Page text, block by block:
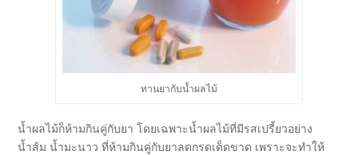
ทานยากับน้ำผลไม้
น้ำผลไม้ก็ห้ามกินคู่กับยา โดยเฉพาะน้ำผลไม้ที่มีรสเปรี้ยวอย่าง
น้ำส้ม น้ำมะนาว ที่ห้ามกินคู่กับยาลดกรดเด็ดขาด เพราะจะทำให้